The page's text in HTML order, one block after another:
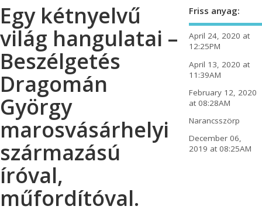
Egy kétnyelvű
világ hangulatai –
Beszélgetés
Dragomán
György
marosvásárhelyi
származású
íróval,
műfordítóval.
Friss anyag:
April 24, 2020 at
12:25PM
April 13, 2020 at
11:39AM
February 12, 2020
at 08:28AM
Narancsszörp
December 06,
2019 at 08:25AM